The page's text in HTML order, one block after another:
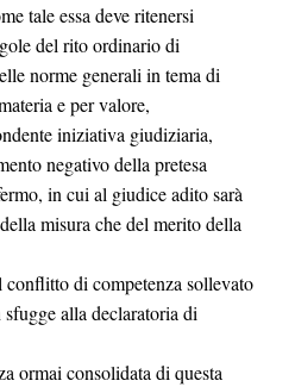
tale essa deve ritenersi
del rito ordinario di
norme generali in tema di
e per valore,
iniziativa giudiziaria,
negativo della pretesa
in cui al giudice adito sarà
misura che del merito della
conflitto di competenza sollevato
alla declaratoria di
ormai consolidata di questa